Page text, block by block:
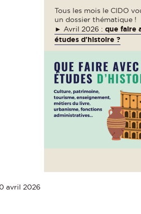
Tous les mois le CIDO
un dossier thématique !
► Avril 2026 : que faire
études d'histoire ?
avril 2026